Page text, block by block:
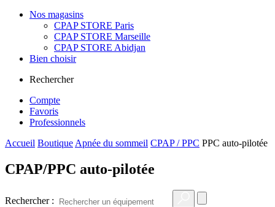
Nos magasins
CPAP STORE Paris
CPAP STORE Marseille
CPAP STORE Abidjan
Bien choisir
Rechercher
Compte
Favoris
Professionnels
Accueil BoutiqueApnée du sommeil CPAP / PPC PPC auto-pilotée
CPAP/PPC auto-pilotée
Rechercher :